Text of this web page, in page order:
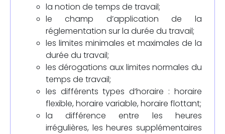
la notion de temps de travail;
le champ d’application de la
réglementation sur la durée du travail;
les limites minimales et maximales de la
durée du travail;
les dérogations aux limites normales du
temps de travail;
les différents types d’horaire : horaire
flexible, horaire variable, horaire flottant;
la différence entre les heures
irrégulières, les heures supplémentaires